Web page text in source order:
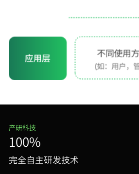
产研科技
100%
完全自主研发技术